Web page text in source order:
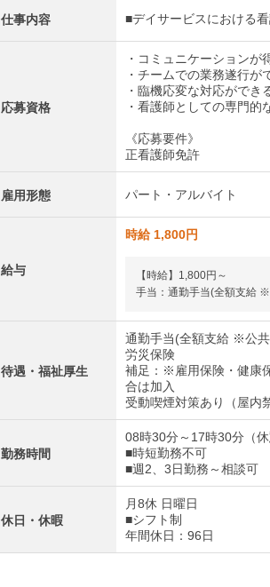
仕事内容 ■デイサービスにおける
応募資格
・コミュニケーションが
・チームでの業務遂行が
・臨機応変な対応ができ
・看護師としての専門的
《応募要件》
正看護師免許
雇用形態 パート・アルバイト
給与
時給 1,800円
【時給】1,800円～
手当：通勤手当(全額支給
待遇・福祉厚生
通勤手当(全額支給 ※公
労災保険
補足：※雇用保険・健康
合は加入
受動喫煙対策あり（屋内
勤務時間
08時30分～17時30分（休
■時短勤務不可
■週2、3日勤務～相談可
休日・休暇
月8休 日曜日
■シフト制
年間休日：96日